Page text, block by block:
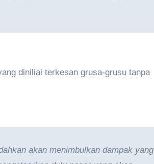
diniliai terkesan grusa-grusu tanpa
akan menimbulkan dampak yang